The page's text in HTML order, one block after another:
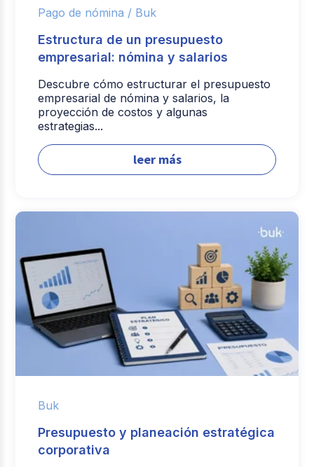
Pago de nómina / Buk
Estructura de un presupuesto
empresarial: nómina y salarios
Descubre cómo estructurar el presupuesto
empresarial de nómina y salarios, la
proyección de costos y algunas
estrategias...
leer más
Buk
Presupuesto y planeación estratégica
corporativa